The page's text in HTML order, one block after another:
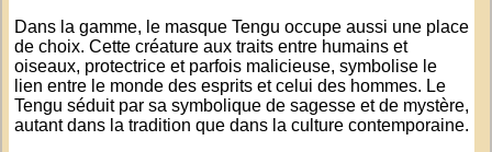
Dans la gamme, le masque Tengu occupe aussi une place
de choix. Cette créature aux traits entre humains et
oiseaux, protectrice et parfois malicieuse, symbolise le
lien entre le monde des esprits et celui des hommes. Le
Tengu séduit par sa symbolique de sagesse et de mystère,
autant dans la tradition que dans la culture contemporaine.